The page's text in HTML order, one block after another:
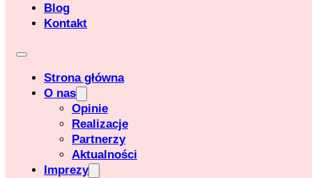
Blog
Kontakt
Strona główna
O nas
Opinie
Realizacje
Partnerzy
Aktualności
Imprezy